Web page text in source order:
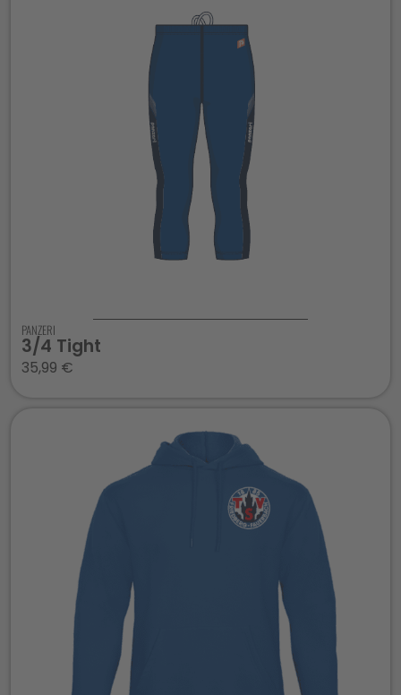
PANZERI
3/4 Tight
35,99 €